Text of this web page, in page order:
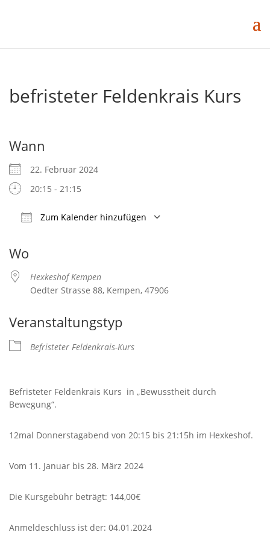
befristeter Feldenkrais Kurs
Wann
22. Februar 2024
20:15 - 21:15
Zum Kalender hinzufügen
Wo
Hexkeshof Kempen
Oedter Strasse 88, Kempen, 47906
Veranstaltungstyp
Befristeter Feldenkrais-Kurs
Befristeter Feldenkrais Kurs in „Bewusstheit durch
Bewegung“.
12mal Donnerstagabend von 20:15 bis 21:15h im Hexkeshof.
Vom 11. Januar bis 28. März 2024
Die Kursgebühr beträgt: 144,00€
Anmeldeschluss ist der: 04.01.2024